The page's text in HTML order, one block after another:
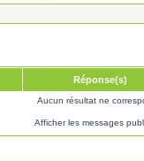
Réponse(s)
Aucun résultat ne
Afficher les messages